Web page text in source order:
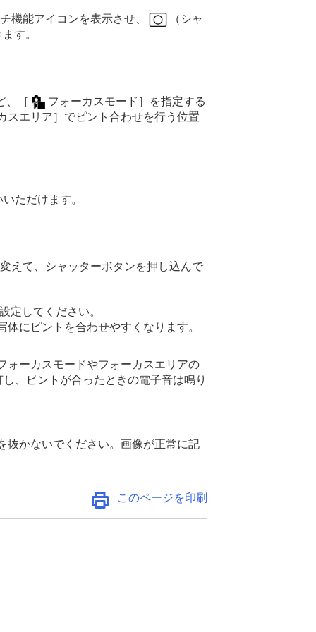
機能アイコンを表示させ、
（シャ
す。
［ フォーカスモード］
を指定する
スエリア］ でピント合わせを行う位置
ただけます。
えて、シャッターボタンを押し込んで
定してください。
にピントを合わせやすくなります。
ォーカスモードやフォーカスエリアの
し、ピントが合ったときの電子音は鳴り
抜かないでください。画像が正常に記
このページを印刷